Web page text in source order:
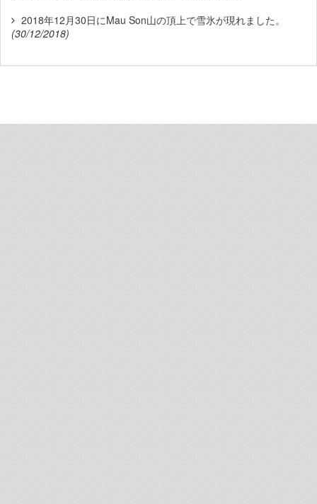
2018年12月30日にMau Son山の頂上で雪氷が現れました。
(30/12/2018)